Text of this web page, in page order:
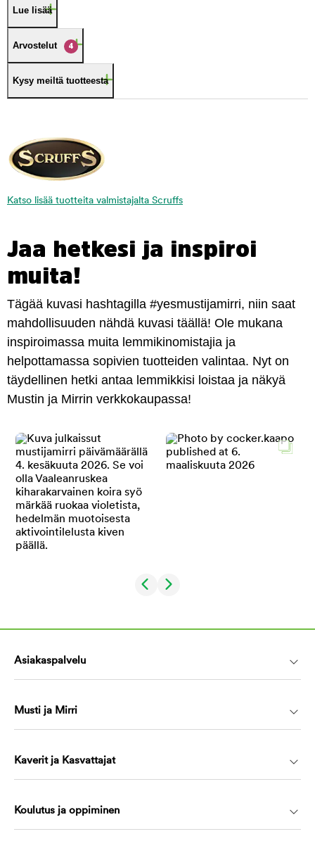
Lue lisää
Arvostelut 4
Kysy meiltä tuotteesta
Katso lisää tuotteita valmistajalta Scruffs
Jaa hetkesi ja inspiroi
muita!
Tägää kuvasi hashtagilla #yesmustijamirri, niin saat
mahdollisuuden nähdä kuvasi täällä! Ole mukana
inspiroimassa muita lemmikinomistajia ja
helpottamassa sopivien tuotteiden valintaa. Nyt on
täydellinen hetki antaa lemmikkisi loistaa ja näkyä
Mustin ja Mirrin verkkokaupassa!
Asiakaspalvelu
Musti ja Mirri
Kaverit ja Kasvattajat
Koulutus ja oppiminen